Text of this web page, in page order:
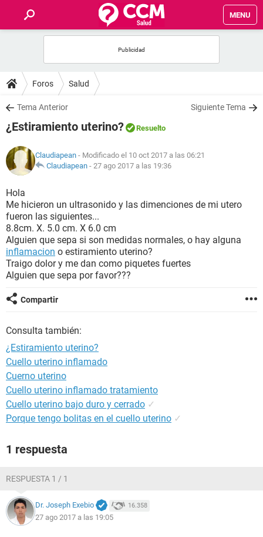
MENU
FOROS
SALUD
FAMILIA
NUTRICIÓN
BIENESTAR
SEXUALIDAD
GLOSARIO
Foros Salud
Tema Anterior Siguiente Tema
¿Estiramiento uterino? Resuelto
Claudiapean - Modificado el 10 oct 2017 a las 06:21
Claudiapean - 27 ago 2017 a las 19:36
Hola
Me hicieron un ultrasonido y las dimenciones de mi utero
fueron las siguientes...
8.8cm. X. 5.0 cm. X 6.0 cm
Alguien que sepa si son medidas normales, o hay alguna
inflamacion o estiramiento uterino?
Traigo dolor y me dan como piquetes fuertes
Alguien que sepa por favor???
Compartir
Consulta también:
¿Estiramiento uterino?
Cuello uterino inflamado
Cuerno uterino
Cuello uterino inflamado tratamiento
Cuello uterino bajo duro y cerrado ✓
Porque tengo bolitas en el cuello uterino ✓
1 respuesta
RESPUESTA 1 / 1
Dr. Joseph Exebio 16.358
27 ago 2017 a las 19:05